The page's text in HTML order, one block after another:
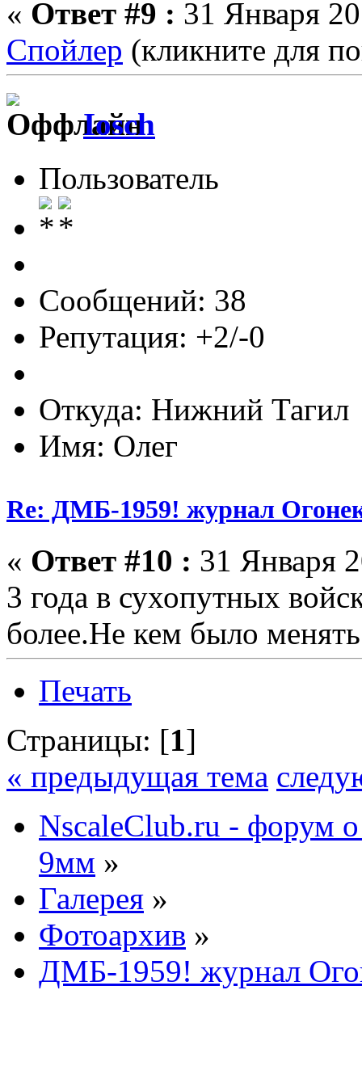
« Ответ #9 : 31 Января
Спойлер (кликните для
Iosch
Пользователь
Сообщений: 38
Репутация: +2/-0
Откуда: Нижний Тагил
Имя: Олег
Re: ДМБ-1959! журнал
« Ответ #10 : 31 Января
3 года в сухопутных
более.Не кем было
Печать
Страницы: [1]
« предыдущая тема
NscaleClub.ru - форум
9мм »
Галерея »
Фотоархив »
ДМБ-1959! журнал